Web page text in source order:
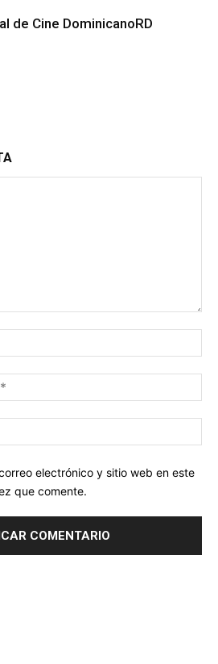
de Cine DominicanoRD
electrónico y sitio web en este
que comente.